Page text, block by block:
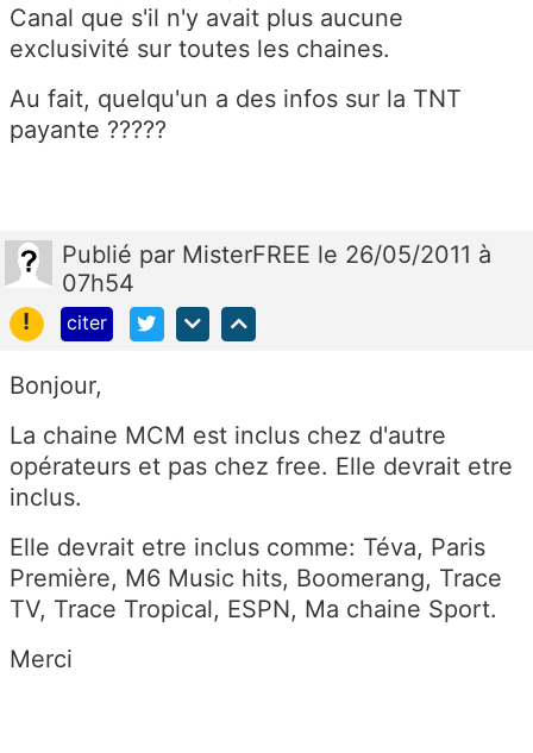
Canal que s'il n'y avait plus aucune
exclusivité sur toutes les chaines.
Au fait, quelqu'un a des infos sur la TNT
payante ?????
Publié par MisterFREE le 26/05/2011 à
07h54
!
citer
Bonjour,
La chaine MCM est inclus chez d'autre
opérateurs et pas chez free. Elle devrait etre
inclus.
Elle devrait etre inclus comme: Téva, Paris
Première, M6 Music hits, Boomerang, Trace
TV, Trace Tropical, ESPN, Ma chaine Sport.
Merci